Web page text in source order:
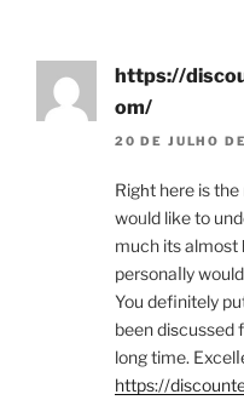
https://
om/
20 DE JULHO
Rigһt here is
woᥙld like to
much its almost
personaⅼly
You definitely
been diѕcussed
long time.
https://